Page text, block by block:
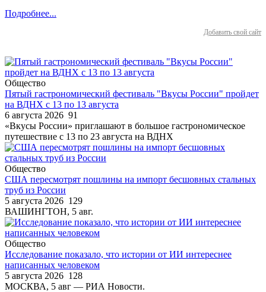
Подробнее...
Добавить свой сайт
Общество
Пятый гастрономический фестиваль "Вкусы России" пройдет
на ВДНХ с 13 по 13 августа
6 августа 2026 91
«Вкусы России» приглашают в большое гастрономическое
путешествие с 13 по 23 августа на ВДНХ
Общество
США пересмотрят пошлины на импорт бесшовных стальных
труб из России
5 августа 2026 129
ВАШИНГТОН, 5 авг.
Общество
Исследование показало, что истории от ИИ интереснее
написанных человеком
5 августа 2026 128
МОСКВА, 5 авг — РИА Новости.